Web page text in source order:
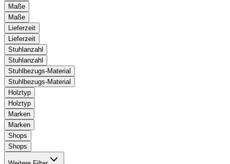
Maße
Maße
Lieferzeit
Lieferzeit
Stuhlanzahl
Stuhlanzahl
Stuhlbezugs-Material
Stuhlbezugs-Material
Holztyp
Holztyp
Marken
Marken
Shops
Shops